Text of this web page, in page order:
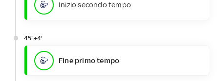
Inizio secondo tempo
45'+4'
Fine primo tempo